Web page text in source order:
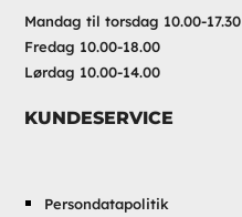
Mandag til torsdag 10.00-17.30
Fredag 10.00-18.00
Lørdag 10.00-14.00
KUNDESERVICE
Persondatapolitik